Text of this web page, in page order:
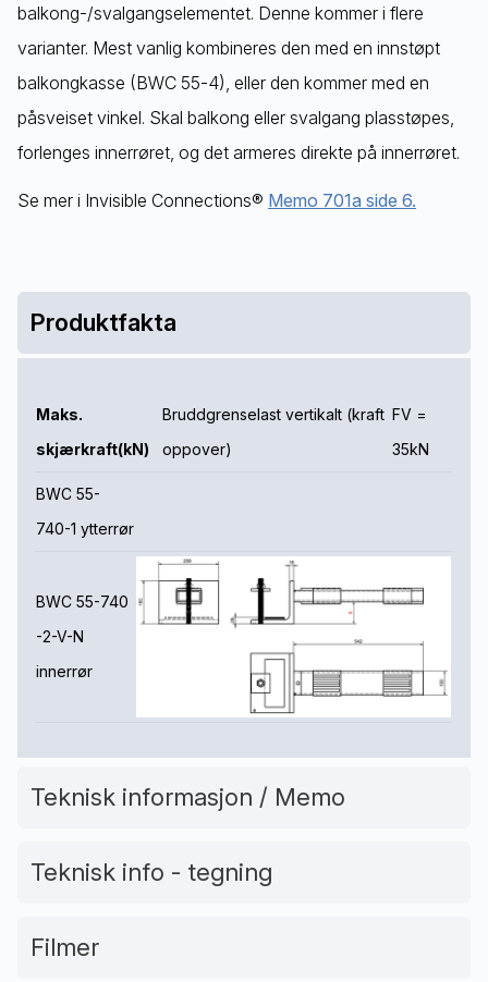
balkong-/svalgangselementet. Denne kommer i flere
varianter. Mest vanlig kombineres den med en innstøpt
balkongkasse (BWC 55-4), eller den kommer med en
påsveiset vinkel. Skal balkong eller svalgang plasstøpes,
forlenges innerrøret, og det armeres direkte på innerrøret.
Se mer i Invisible Connections® Memo 701a side 6.
Produktfakta
Maks.
skjærkraft(kN)
Bruddgrenselast vertikalt (kraft
oppover)
FV =
35kN
BWC 55-
740-1 ytterrør
BWC 55-740
-2-V-N
innerrør
Teknisk informasjon / Memo
Teknisk info - tegning
Filmer